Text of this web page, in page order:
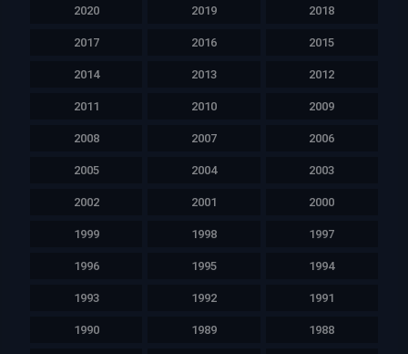
2020 2019 2018
2017 2016 2015
2014 2013 2012
2011 2010 2009
2008 2007 2006
2005 2004 2003
2002 2001 2000
1999 1998 1997
1996 1995 1994
1993 1992 1991
1990 1989 1988